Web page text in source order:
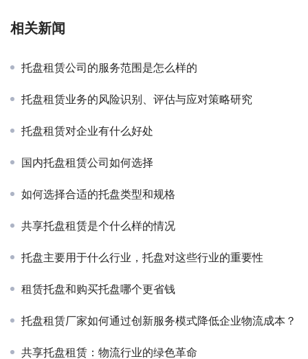
相关新闻
托盘租赁公司的服务范围是怎么样的
托盘租赁业务的风险识别、评估与应对策略研究
托盘租赁对企业有什么好处
国内托盘租赁公司如何选择
如何选择合适的托盘类型和规格
共享托盘租赁是个什么样的情况
托盘主要用于什么行业，托盘对这些行业的重要性
租赁托盘和购买托盘哪个更省钱
托盘租赁厂家如何通过创新服务模式降低企业物流成本？
共享托盘租赁：物流行业的绿色革命